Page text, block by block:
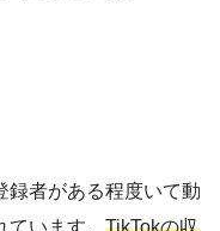
録者がある程度いて動
います。 TikTokの収